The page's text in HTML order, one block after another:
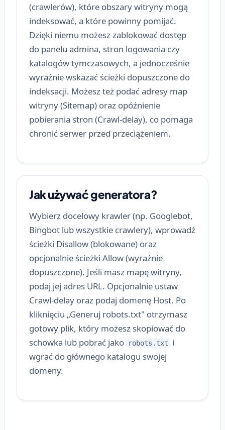
(crawlerów), które obszary witryny mogą
indeksować, a które powinny pomijać.
Dzięki niemu możesz zablokować dostęp
do panelu admina, stron logowania czy
katalogów tymczasowych, a jednocześnie
wyraźnie wskazać ścieżki dopuszczone do
indeksacji. Możesz też podać adresy map
witryny (Sitemap) oraz opóźnienie
pobierania stron (Crawl-delay), co pomaga
chronić serwer przed przeciążeniem.
Jak używać generatora?
Wybierz docelowy krawler (np. Googlebot,
Bingbot lub wszystkie crawlery), wprowadź
ścieżki Disallow (blokowane) oraz
opcjonalnie ścieżki Allow (wyraźnie
dopuszczone). Jeśli masz mapę witryny,
podaj jej adres URL. Opcjonalnie ustaw
Crawl-delay oraz podaj domenę Host. Po
kliknięciu „Generuj robots.txt" otrzymasz
gotowy plik, który możesz skopiować do
schowka lub pobrać jako
robots.txt
i
wgrać do głównego katalogu swojej
domeny.